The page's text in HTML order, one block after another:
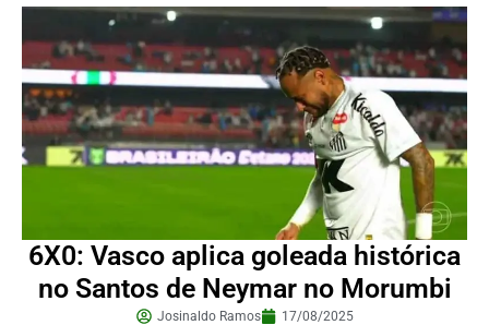
6X0: Vasco aplica goleada histórica
no Santos de Neymar no Morumbi
Josinaldo Ramos 17/08/2025